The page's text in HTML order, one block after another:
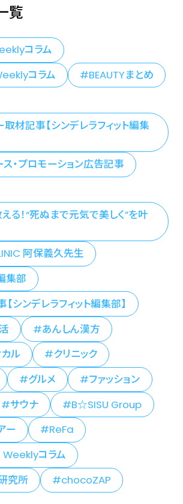
覧
コラム
コラム
BEAUTYまとめ
取材記事【シンデレラフィット編集
ス・プロモーション広告記事
る！“死ぬまで元気で美しく”を叶
阿保義久先生
集部
シンデレラフィット編集部】
あんしん漢方
ル
クリニック
グルメ
ファッション
サウナ
B☆SISU Group
ー
ReFa
コラム
究所
chocoZAP